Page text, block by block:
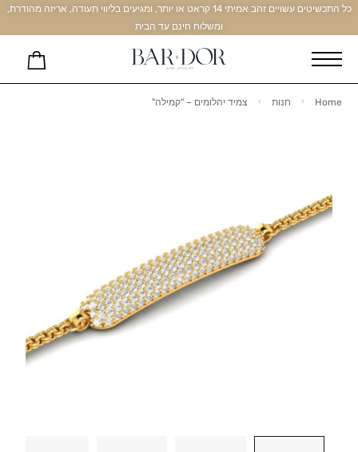
כל התכשיטים עשויים זהב אמיתי 14 קראט או יותר, ומגיעים בליווי תעודה, אריזה מהודרת,
ומשלוח חינם עד הבית
Home חנות צמיד יהלומים – "קמילה"